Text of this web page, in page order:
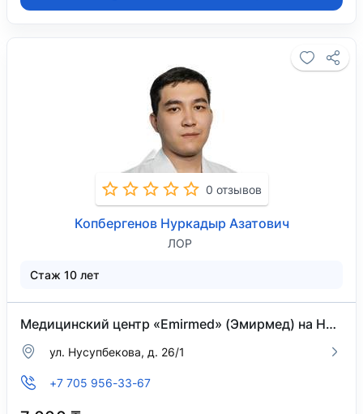
0 отзывов
Копбергенов Нуркадыр Азатович
ЛОР
Стаж 10 лет
Медицинский центр «Emirmed» (Эмирмед) на Нусупбекова
ул. Нусупбекова, д. 26/1
+7 705 956-33-67